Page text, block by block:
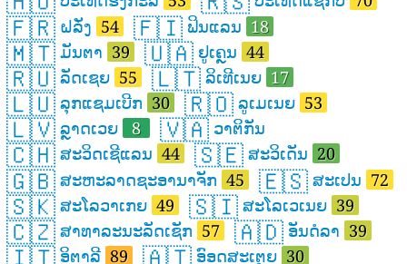
🇫🇷 ຝລັ່ງ 54 🇫🇮 ຟິນແລນ 18
🇲🇹 ມັນຕາ 39 🇺🇦 ຢູເຄຼນ 44
🇷🇺 ລັດເຊຍ 55 🇱🇹 ລິເທີເນຍ 17
🇱🇺 ລຸກແຊມເບີກ 30 🇷🇴 ລູເມເນຍ 53
🇱🇻 ລຼາດເວຍ 8 🇻🇦 ວາຕິກັນ
🇨🇭 ສະວິດເຊີແລນ 44 🇸🇪 ສະວິເດັນ 20
🇬🇧 ສະຫະລາດຊະອານາຈັກ 45 🇪🇸 ສະເປນ 72
🇸🇰 ສະໂລວາເກຍ 49 🇸🇮 ສະໂລເວເນຍ 39
🇨🇿 ສາທາລະນະລັດເຊັກ 57 🇦🇩 ອັນດໍລາ 39
ອິຕາລີ 89 ອົອດສະເຕຼຍ 30